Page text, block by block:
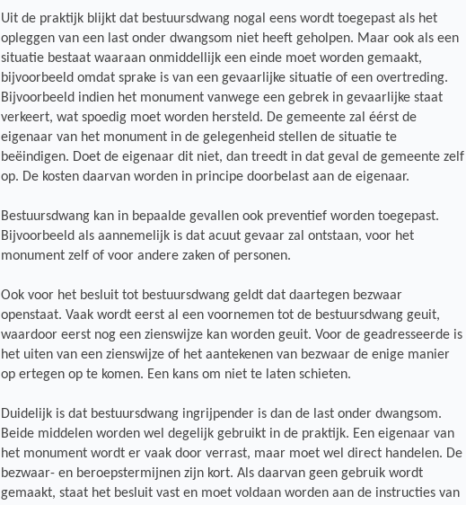
Uit de praktijk blijkt dat bestuursdwang nogal eens wordt toegepast als het
opleggen van een last onder dwangsom niet heeft geholpen. Maar ook als een
situatie bestaat waaraan onmiddellijk een einde moet worden gemaakt,
bijvoorbeeld omdat sprake is van een gevaarlijke situatie of een overtreding.
Bijvoorbeeld indien het monument vanwege een gebrek in gevaarlijke staat
verkeert, wat spoedig moet worden hersteld. De gemeente zal éérst de
eigenaar van het monument in de gelegenheid stellen de situatie te
beëindigen. Doet de eigenaar dit niet, dan treedt in dat geval de gemeente zelf
op. De kosten daarvan worden in principe doorbelast aan de eigenaar.
Bestuursdwang kan in bepaalde gevallen ook preventief worden toegepast.
Bijvoorbeeld als aannemelijk is dat acuut gevaar zal ontstaan, voor het
monument zelf of voor andere zaken of personen.
Ook voor het besluit tot bestuursdwang geldt dat daartegen bezwaar
openstaat. Vaak wordt eerst al een voornemen tot de bestuursdwang geuit,
waardoor eerst nog een zienswijze kan worden geuit. Voor de geadresseerde is
het uiten van een zienswijze of het aantekenen van bezwaar de enige manier
op ertegen op te komen. Een kans om niet te laten schieten.
Duidelijk is dat bestuursdwang ingrijpender is dan de last onder dwangsom.
Beide middelen worden wel degelijk gebruikt in de praktijk. Een eigenaar van
het monument wordt er vaak door verrast, maar moet wel direct handelen. De
bezwaar- en beroepstermijnen zijn kort. Als daarvan geen gebruik wordt
gemaakt, staat het besluit vast en moet voldaan worden aan de instructies van